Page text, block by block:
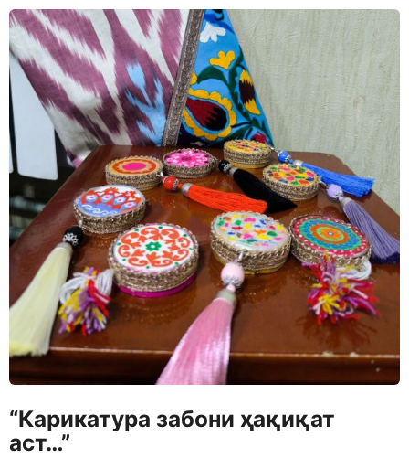
“Карикатура забони ҳақиқат
аст…”